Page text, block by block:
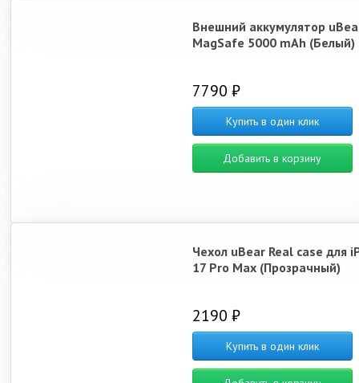
Внешний аккумулятор
MagSafe 5000 mAh (Белый)
7790 ₽
Купить в один клик
Добавить в корзину
Чехол uBear Real case для
17 Pro Max (Прозрачный)
2190 ₽
Купить в один клик